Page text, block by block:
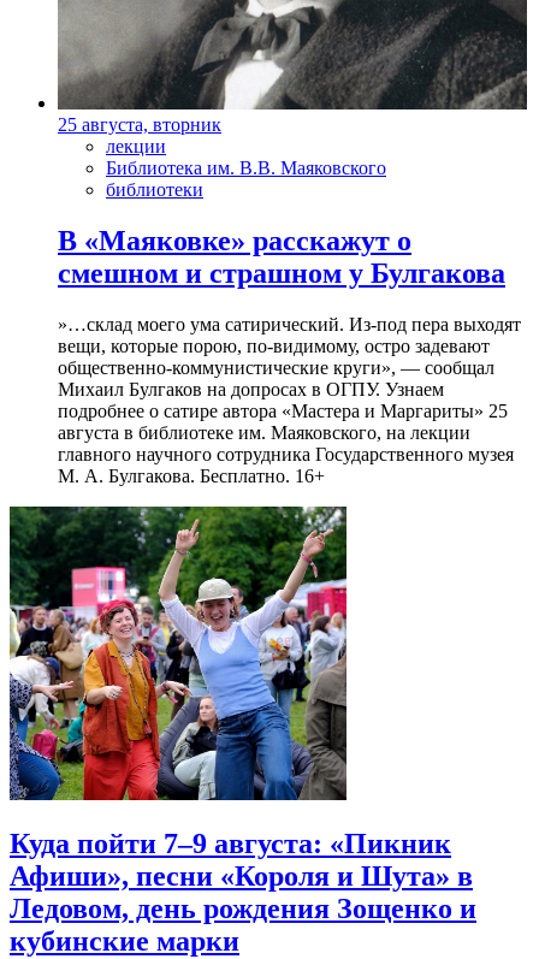
25 августа, вторник
лекции
Библиотека им. В.В. Маяковского
библиотеки
В «Маяковке» расскажут о
смешном и страшном у Булгакова
»…склад моего ума сатирический. Из-под пера выходят
вещи, которые порою, по-видимому, остро задевают
общественно-коммунистические круги», — сообщал
Михаил Булгаков на допросах в ОГПУ. Узнаем
подробнее о сатире автора «Мастера и Маргариты» 25
августа в библиотеке им. Маяковского, на лекции
главного научного сотрудника Государственного музея
М. А. Булгакова. Бесплатно. 16+
Куда пойти 7–9 августа: «Пикник
Афиши», песни «Короля и Шута» в
Ледовом, день рождения Зощенко и
кубинские марки